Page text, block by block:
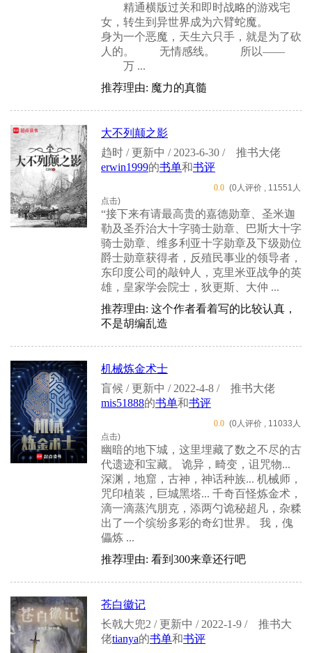
精通横版过关和即时战略的游戏宅
女，转生到异世界成为六臂蛇魔。
身为一个恶魔，天生六只手，就是为了砍
人的。 无情感线。 所以——
万 ...
推荐理由: 魔力的真髓
大不列颠之影
趋时 / 更新中 / 2023-6-30 /
推书大佬
erwin1999的书单和书评
0.0 (0人评价 , 11551人
点击)
“接下来有请最高贵的嘉德勋章、圣米迦
勒及圣乔治大十字骑士勋章、巴斯大十字
骑士勋章、维多利亚十字勋章及下级勋位
爵士勋章获得者，反殖民事业的领导者，
东印度公司的敲钟人，克里米亚战争的英
雄，皇家学会院士，狄更斯、大仲 ...
推荐理由: 这个作者看着写的比较认真，
不是胡编乱造
机械炼金术士
盲候 / 更新中 / 2022-4-8 /
推书大佬
mis51888的书单和书评
0.0 (0人评价 , 11033人
点击)
幽暗的地下城，这里埋藏了数之不尽的古
代遗迹和宝藏。 诡异，畸变，诅咒物...
深渊，地窟，古神，神话种族... 机械师，
咒印植装，巨城黑塔... 千奇百怪炼金术，
滴一滴蒸汽朋克，添两勺诡秘超凡，杂糅
出了一个缤纷多彩的奇幻世界。 我，傀
儡炼 ...
推荐理由: 看到300来章还行吧
苍白徽记
长戟大兜2 / 更新中 / 2022-1-9 /
推书大
佬tianya的书单和书评